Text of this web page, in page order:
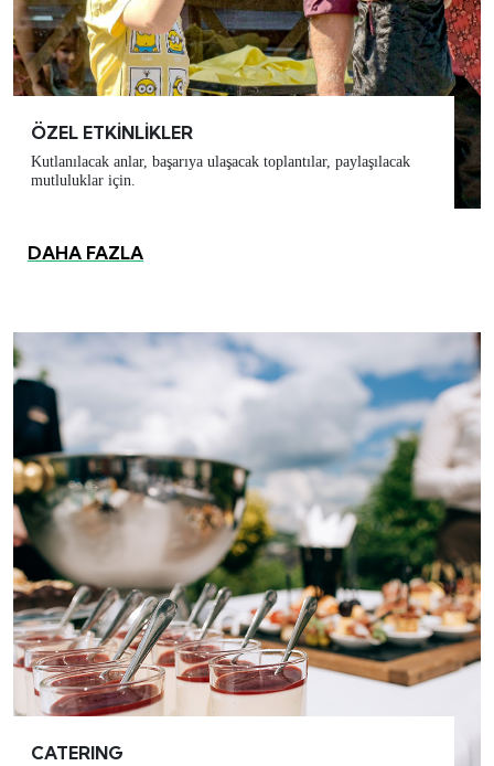
ÖZEL ETKİNLİKLER
Kutlanılacak anlar, başarıya ulaşacak toplantılar, paylaşılacak
mutluluklar için.
DAHA FAZLA
CATERING